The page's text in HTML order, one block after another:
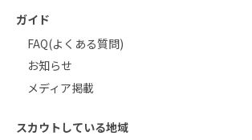
ガイド
FAQ(よくある質問)
お知らせ
メディア掲載
スカウトしている地域